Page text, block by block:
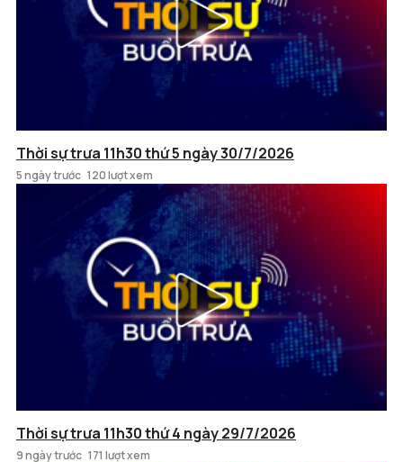
Thời sự trưa 11h30 thứ 5 ngày 30/7/2026
5 ngày trước 120 lượt xem
Thời sự trưa 11h30 thứ 4 ngày 29/7/2026
9 ngày trước 171 lượt xem